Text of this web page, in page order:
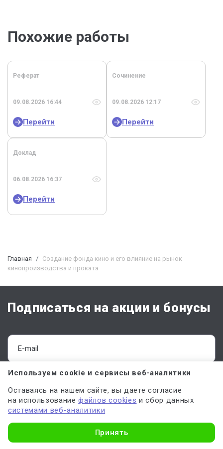
Похожие работы
Реферат
09.08.2026 16:44
Перейти
Сочинение
09.08.2026 12:17
Перейти
Доклад
06.08.2026 16:37
Перейти
Главная
Создание фонда кино и его влияние на рынок
кинопроизводства и проката
О Work5
Подписаться на акции и бонусы
ПОДПИСАТЬСЯ
Отправляя форму, вы соглашаетесь софертой
политикой обработки
персональных данныхи даётесогласие на обработку данных
Используем cookie и сервисы веб-аналитики
Оставаясь на нашем сайте, вы даете согласие
на использованиефайлов cookies и сбор данных
системами веб-аналитики
Принять